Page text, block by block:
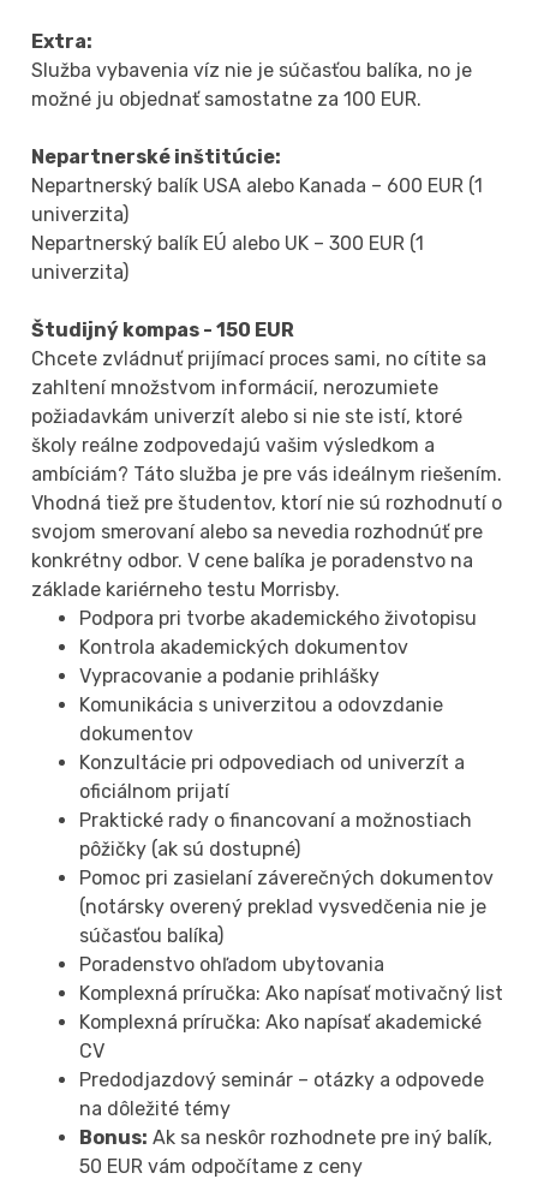
Extra:
Služba vybavenia víz nie je súčasťou balíka, no je
možné ju objednať samostatne za 100 EUR.
Nepartnerské inštitúcie:
Nepartnerský balík USA alebo Kanada – 600 EUR (1
univerzita)
Nepartnerský balík EÚ alebo UK – 300 EUR (1
univerzita)
Študijný kompas - 150 EUR
Chcete zvládnuť prijímací proces sami, no cítite sa
zahltení množstvom informácií, nerozumiete
požiadavkám univerzít alebo si nie ste istí, ktoré
školy reálne zodpovedajú vašim výsledkom a
ambíciám? Táto služba je pre vás ideálnym riešením.
Vhodná tiež pre študentov, ktorí nie sú rozhodnutí o
svojom smerovaní alebo sa nevedia rozhodnúť pre
konkrétny odbor. V cene balíka je poradenstvo na
základe kariérneho testu Morrisby.
Podpora pri tvorbe akademického životopisu
Kontrola akademických dokumentov
Vypracovanie a podanie prihlášky
Komunikácia s univerzitou a odovzdanie
dokumentov
Konzultácie pri odpovediach od univerzít a
oficiálnom prijatí
Praktické rady o financovaní a možnostiach
pôžičky (ak sú dostupné)
Pomoc pri zasielaní záverečných dokumentov
(notársky overený preklad vysvedčenia nie je
súčasťou balíka)
Poradenstvo ohľadom ubytovania
Komplexná príručka: Ako napísať motivačný list
Komplexná príručka: Ako napísať akademické
CV
Predodjazdový seminár – otázky a odpovede
na dôležité témy
Bonus: Ak sa neskôr rozhodnete pre iný balík,
50 EUR vám odpočítame z ceny